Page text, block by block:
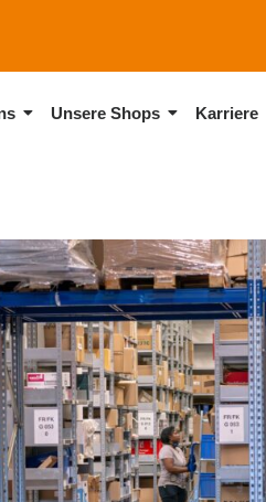
Unsere Shops Karriere